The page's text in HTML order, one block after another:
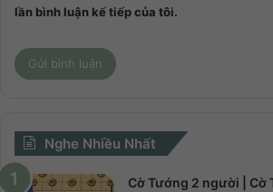
lần bình luận kế tiếp của tôi.
Nghe Nhiều Nhất
Cờ Tướng 2 người | Cờ